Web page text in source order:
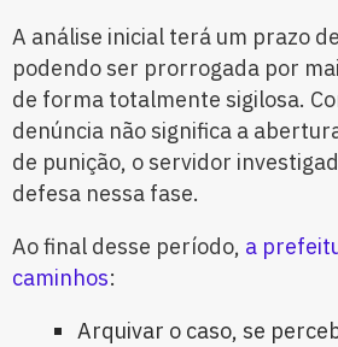
A análise inicial terá um prazo
podendo ser prorrogada por
de forma totalmente sigilosa.
denúncia não significa a
de punição, o servidor
defesa nessa fase.
Ao final desse período, a
caminhos:
Arquivar o caso, se